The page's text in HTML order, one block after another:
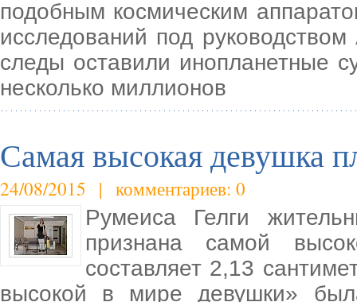
подобным космическим
исследований под
следы оставили инопланетные
несколько миллионов
Самая высокая девушка
24/08/2015 | комментариев: 0
Румеиса Гелги
признана самой
составляет 2,13
высокой в мире девушки»